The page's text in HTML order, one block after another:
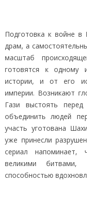
Подготовка к войне
драм, а
масштаб
готовятся к одному
истории, и от его
империи. Возникают
Гази выстоять
объединить людей
участь уготована
уже принесли
сериал
великими
способностью